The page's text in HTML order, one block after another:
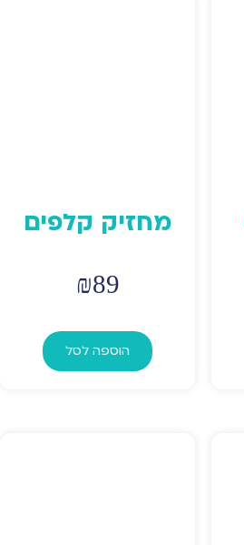
מחזיק קלפים
₪89
הוספה לסל